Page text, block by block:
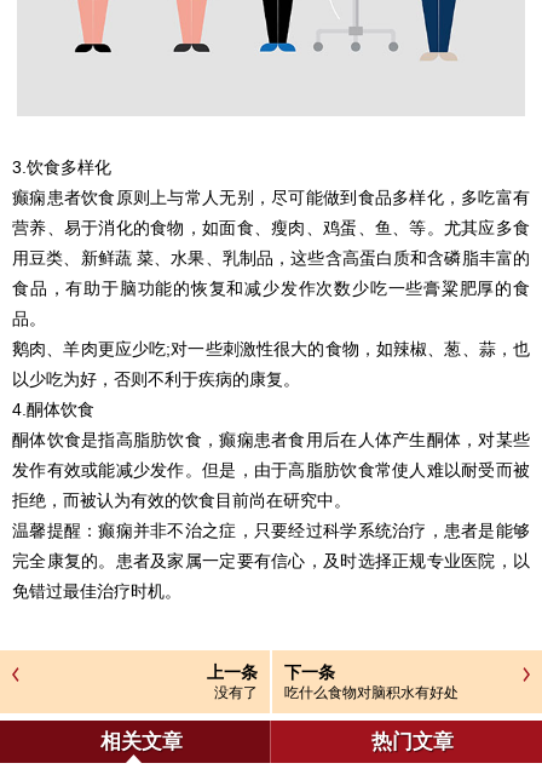
3.饮食多样化
癫痫患者饮食原则上与常人无别，尽可能做到食品多样化，多吃富有
营养、易于消化的食物，如面食、瘦肉、鸡蛋、鱼、等。尤其应多食
用豆类、新鲜蔬 菜、水果、乳制品，这些含高蛋白质和含磷脂丰富的
食品，有助于脑功能的恢复和减少发作次数少吃一些膏粱肥厚的食
品。
鹅肉、羊肉更应少吃;对一些刺激性很大的食物，如辣椒、葱、蒜，也
以少吃为好，否则不利于疾病的康复。
4.酮体饮食
酮体饮食是指高脂肪饮食，癫痫患者食用后在人体产生酮体，对某些
发作有效或能减少发作。但是，由于高脂肪饮食常使人难以耐受而被
拒绝，而被认为有效的饮食目前尚在研究中。
温馨提醒：癫痫并非不治之症，只要经过科学系统治疗，患者是能够
完全康复的。患者及家属一定要有信心，及时选择正规专业医院，以
免错过最佳治疗时机。
上一条
没有了
下一条
吃什么食物对脑积水有好处
相关文章 热门文章